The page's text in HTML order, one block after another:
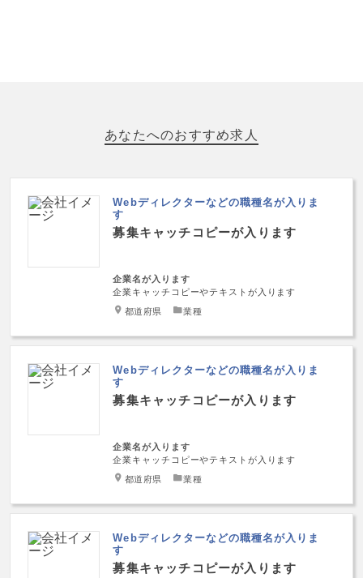
あなたへのおすすめ求人
Webディレクターなどの職種名が入りま
す
募集キャッチコピーが入ります
企業名が入ります
企業キャッチコピーやテキストが入ります
都道府県 業種
Webディレクターなどの職種名が入りま
す
募集キャッチコピーが入ります
企業名が入ります
企業キャッチコピーやテキストが入ります
都道府県 業種
Webディレクターなどの職種名が入りま
す
募集キャッチコピーが入ります